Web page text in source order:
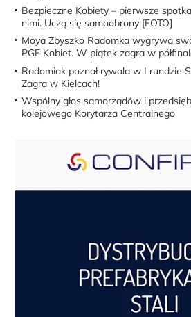
Bezpieczne Kobiety – pierwsze
nimi. Uczą się samoobrony [FOTO]
Moya Zbyszko Radomka wygrywa
PGE Kobiet. W piątek zagra w
Radomiak poznał rywala w I rundzie
Zagra w Kielcach!
Wspólny głos samorządów i
kolejowego Korytarza Centralnego